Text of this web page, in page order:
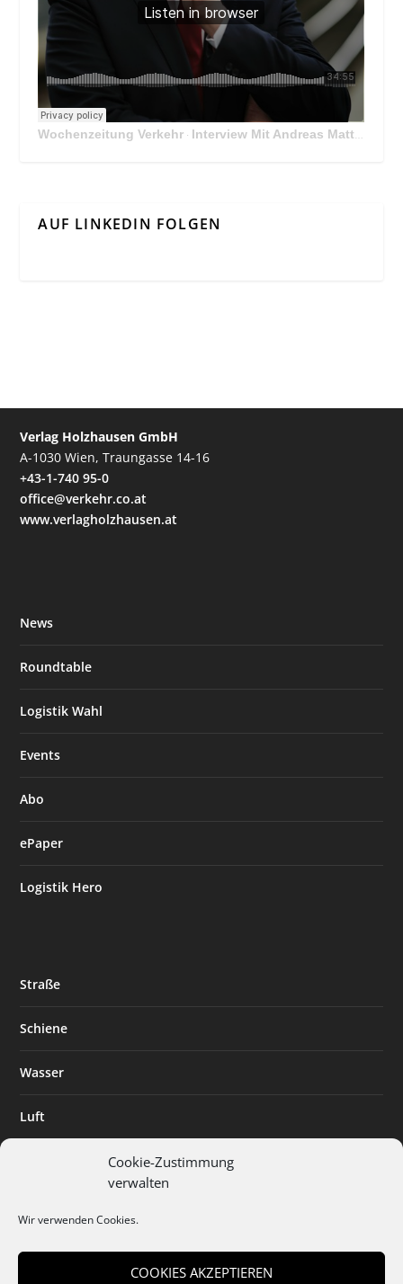
Cookie-Zustimmung
verwalten
Wir verwenden Cookies.
COOKIES AKZEPTIEREN
Wochenzeitung Verkehr · Interview Mit Andreas Matthä, CEO der ÖBB Holding
AUF LINKEDIN FOLGEN
Verlag Holzhausen GmbH
A-1030 Wien, Traungasse 14-16
+43-1-740 95-0
office@verkehr.co.at
www.verlagholzhausen.at
News
Roundtable
Logistik Wahl
Events
Abo
ePaper
Logistik Hero
Straße
Schiene
Wasser
Luft
Digitalisierung